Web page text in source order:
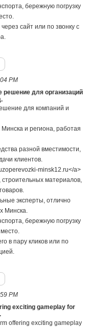
бережную погрузку
сайт или по звонку с
PM
решение для организаций
для компаний и
и региона, работая
разной вместимости,
клиентов.
minsk12.ru</a>
материалов,
эксперты, отлично
Минска.
бережную погрузку
в пару кликов или по
PM
exciting gameplay for
offering exciting gameplay